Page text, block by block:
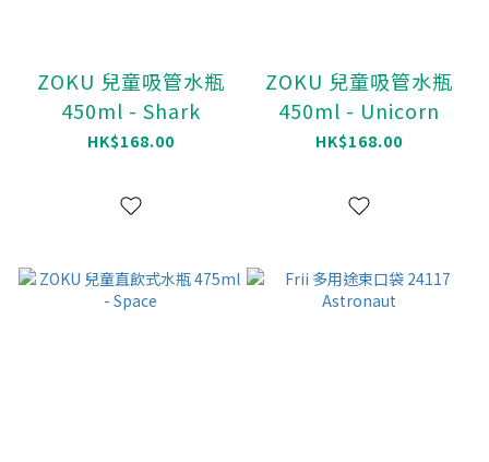
ZOKU 兒童吸管水瓶
450ml - Shark
HK$168.00
ZOKU 兒童吸管水瓶
450ml - Unicorn
HK$168.00